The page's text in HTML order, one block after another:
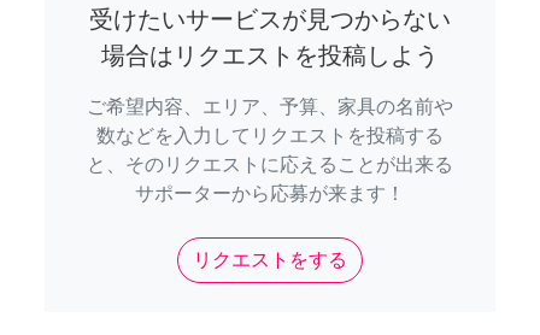
受けたいサービスが見つからない
場合はリクエストを投稿しよう
ご希望内容、エリア、予算、家具の名前や
数などを入力してリクエストを投稿する
と、そのリクエストに応えることが出来る
サポーターから応募が来ます！
リクエストをする